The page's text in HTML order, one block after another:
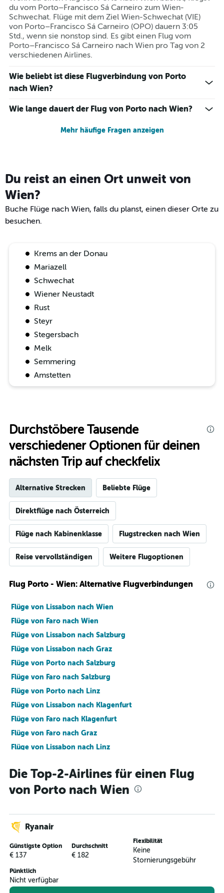
du vom Porto–Francisco Sá Carneiro zum Wien-
Schwechat. Flüge mit dem Ziel Wien-Schwechat (VIE)
von Porto–Francisco Sá Carneiro (OPO) dauern 3:05
Std., wenn sie nonstop sind. Es gibt einen Flug vom
Porto–Francisco Sá Carneiro nach Wien pro Tag von 2
verschiedenen Airlines.
Wie beliebt ist diese Flugverbindung von Porto
nach Wien?
Wie lange dauert der Flug von Porto nach Wien?
Mehr häufige Fragen anzeigen
Du reist an einen Ort unweit von
Wien?
Buche Flüge nach Wien, falls du planst, einen dieser Orte zu
besuchen.
Krems an der Donau
Mariazell
Schwechat
Wiener Neustadt
Rust
Steyr
Stegersbach
Melk
Semmering
Amstetten
Durchstöbere Tausende
verschiedener Optionen für deinen
nächsten Trip auf checkfelix
Alternative Strecken Beliebte Flüge
Direktflüge nach Österreich
Flüge nach Kabinenklasse Flugstrecken nach Wien
Reise vervollständigen Weitere Flugoptionen
Flug Porto - Wien: Alternative Flugverbindungen
Flüge von Lissabon nach Wien
Flüge von Faro nach Wien
Flüge von Lissabon nach Salzburg
Flüge von Lissabon nach Graz
Flüge von Porto nach Salzburg
Flüge von Faro nach Salzburg
Flüge von Porto nach Linz
Flüge von Lissabon nach Klagenfurt
Flüge von Faro nach Klagenfurt
Flüge von Faro nach Graz
Flüge von Lissabon nach Linz
Die Top-2-Airlines für einen Flug
von Porto nach Wien
Ryanair
Günstigste Option
€ 137
Durchschnitt
€ 182
Flexibilität
Keine
Stornierungsgebühr
Pünktlich
Nicht verfügbar